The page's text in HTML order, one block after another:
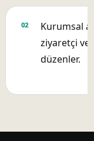
Kurumsal
ziyaretçi ve
düzenler.